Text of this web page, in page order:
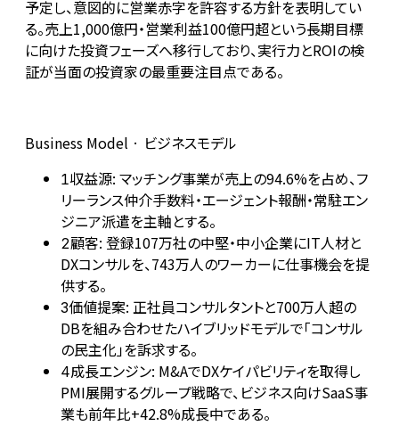
予定し、意図的に営業赤字を許容する方針を表明してい
る。売上1,000億円・営業利益100億円超という長期目標
に向けた投資フェーズへ移行しており、実行力とROIの検
証が当面の投資家の最重要注目点である。
Business Model · ビジネスモデル
1収益源: マッチング事業が売上の94.6%を占め、フ
リーランス仲介手数料・エージェント報酬・常駐エン
ジニア派遣を主軸とする。
2顧客: 登録107万社の中堅・中小企業にIT人材と
DXコンサルを、743万人のワーカーに仕事機会を提
供する。
3価値提案: 正社員コンサルタントと700万人超の
DBを組み合わせたハイブリッドモデルで「コンサル
の民主化」を訴求する。
4成長エンジン: M&AでDXケイパビリティを取得し
PMI展開するグループ戦略で、ビジネス向けSaaS事
業も前年比+42.8%成長中である。